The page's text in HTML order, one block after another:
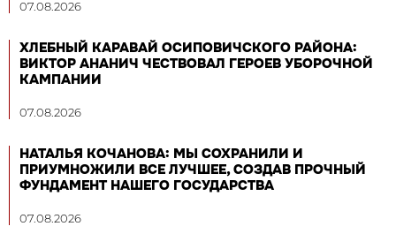
07.08.2026
ХЛЕБНЫЙ КАРАВАЙ ОСИПОВИЧСКОГО РАЙОНА:
ВИКТОР АНАНИЧ ЧЕСТВОВАЛ ГЕРОЕВ УБОРОЧНОЙ
КАМПАНИИ
07.08.2026
НАТАЛЬЯ КОЧАНОВА: МЫ СОХРАНИЛИ И
ПРИУМНОЖИЛИ ВСЕ ЛУЧШЕЕ, СОЗДАВ ПРОЧНЫЙ
ФУНДАМЕНТ НАШЕГО ГОСУДАРСТВА
07.08.2026